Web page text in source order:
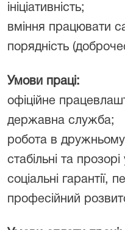
ініціативність;
вміння працювати
порядність
Умови праці:
офіційне
державна служба;
робота в дружньому
стабільні та
соціальні
професійний